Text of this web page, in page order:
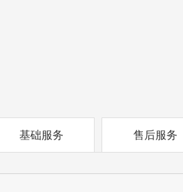
基础服务 售后服务